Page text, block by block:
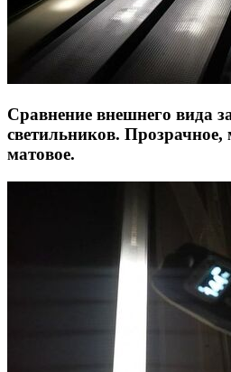
Сравнение внешнего вида
светильников.
матовое.